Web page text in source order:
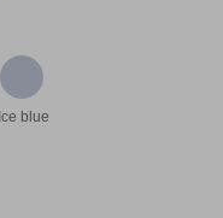
Ice blue